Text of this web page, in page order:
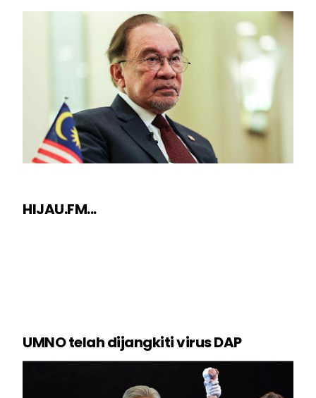
HIJAU.FM...
UMNO telah dijangkiti virus DAP